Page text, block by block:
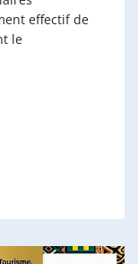
effectif de
le